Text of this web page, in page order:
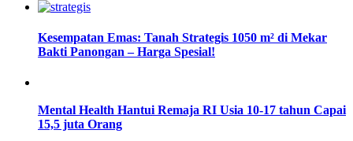
Kesempatan Emas: Tanah Strategis 1050 m² di Mekar
Bakti Panongan – Harga Spesial!
Mental Health Hantui Remaja RI Usia 10-17 tahun Capai
15,5 juta Orang